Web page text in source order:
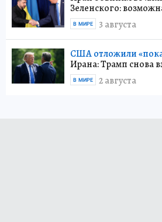
Зеленского:
3 августа
В МИРЕ
США отложили
Ирана: Трамп снова
2 августа
В МИРЕ